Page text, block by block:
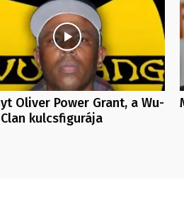
Oliver Power Grant, a Wu-
kulcsfigurája